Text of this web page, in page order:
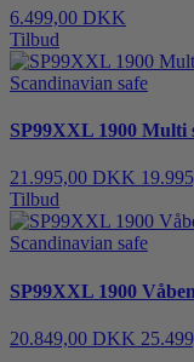
6.499,00 DKK
Tilbud
Scandinavian safe
SP99XXL 1900 Multi
21.995,00 DKK
Tilbud
Scandinavian safe
SP99XXL 1900
20.849,00 DKK